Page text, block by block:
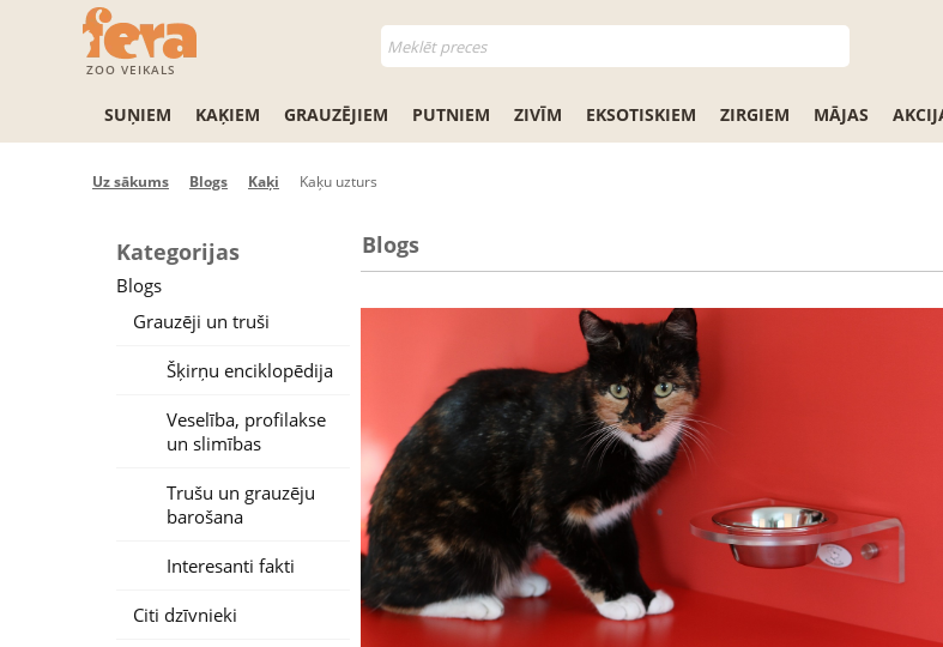
ZOO VEIKALS
SUŅIEM KAĶIEM GRAUZĒJIEM PUTNIEM ZIVĪM EKSOTISKIEM ZIRGIEM MĀJAS
Uz sākums Blogs Kaķi Kaķu uzturs
Kategorijas
Blogs
Grauzēji un truši
Šķirņu enciklopēdija
Veselība, profilakse
un slimības
Trušu un grauzēju
barošana
Interesanti fakti
Citi dzīvnieki
Blogs